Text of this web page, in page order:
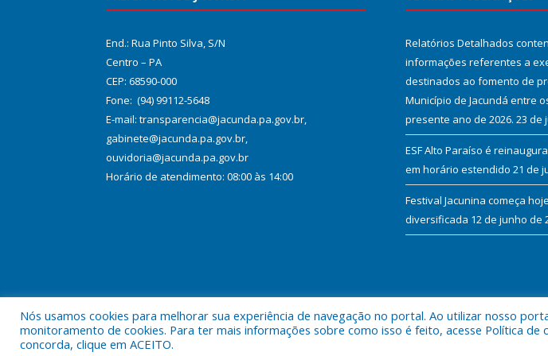
End.: Rua Pinto Silva, S/N
Centro – PA
CEP: 68590-000
Fone: (94) 99112-5648
E-mail: transparencia@jacunda.pa.gov.br,
gabinete@jacunda.pa.gov.br,
ouvidoria@jacunda.pa.gov.br
Horário de atendimento: 08:00 às 14:00
Relatórios Detalhados
informações referentes a
destinados ao fomento de
Município de Jacundá entre
presente ano de 2026. 23 de
ESF Alto Paraíso é
em horário estendido 21 de
Festival Jacunina começa
diversificada 12 de junho de
Todos os direitos reservados a Prefeitura Municipal de Jacundá.
Nós usamos cookies para melhorar sua experiência de navegação no portal. Ao utilizar nosso
monitoramento de cookies. Para ter mais informações sobre como isso é feito, acesse Política de
concorda, clique em ACEITO.